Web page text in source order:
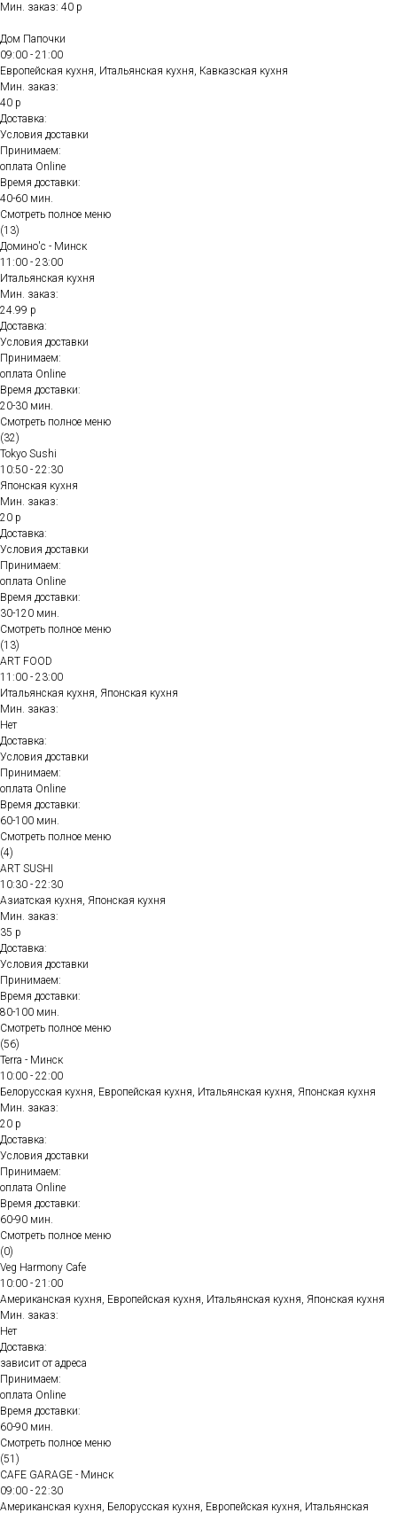
Мин. заказ: 40 р
Дом Папочки
09:00 - 21:00
Европейская кухня, Итальянская кухня, Кавказская кухня
Мин. заказ:
40 р
Доставка:
Условия доставки
Принимаем:
оплата Online
Время доставки:
40-60 мин.
Смотреть полное меню
(13)
Домино'с - Минск
11:00 - 23:00
Итальянская кухня
Мин. заказ:
24.99 р
Доставка:
Условия доставки
Принимаем:
оплата Online
Время доставки:
20-30 мин.
Смотреть полное меню
(32)
Tokyo Sushi
10:50 - 22:30
Японская кухня
Мин. заказ:
20 р
Доставка:
Условия доставки
Принимаем:
оплата Online
Время доставки:
30-120 мин.
Смотреть полное меню
(13)
ART FOOD
11:00 - 23:00
Итальянская кухня, Японская кухня
Мин. заказ:
Нет
Доставка:
Условия доставки
Принимаем:
оплата Online
Время доставки:
60-100 мин.
Смотреть полное меню
(4)
ART SUSHI
10:30 - 22:30
Азиатская кухня, Японская кухня
Мин. заказ:
35 р
Доставка:
Условия доставки
Принимаем:
Время доставки:
80-100 мин.
Смотреть полное меню
(56)
Terra - Минск
10:00 - 22:00
Белорусская кухня, Европейская кухня, Итальянская кухня, Японская кухня
Мин. заказ:
20 р
Доставка:
Условия доставки
Принимаем:
оплата Online
Время доставки:
60-90 мин.
Смотреть полное меню
(0)
Veg Harmony Cafe
10:00 - 21:00
Американская кухня, Европейская кухня, Итальянская кухня, Японская кухня
Мин. заказ:
Нет
Доставка:
зависит от адреса
Принимаем:
оплата Online
Время доставки:
60-90 мин.
Смотреть полное меню
(51)
CAFE GARAGE - Минск
09:00 - 22:30
Американская кухня, Белорусская кухня, Европейская кухня, Итальянская